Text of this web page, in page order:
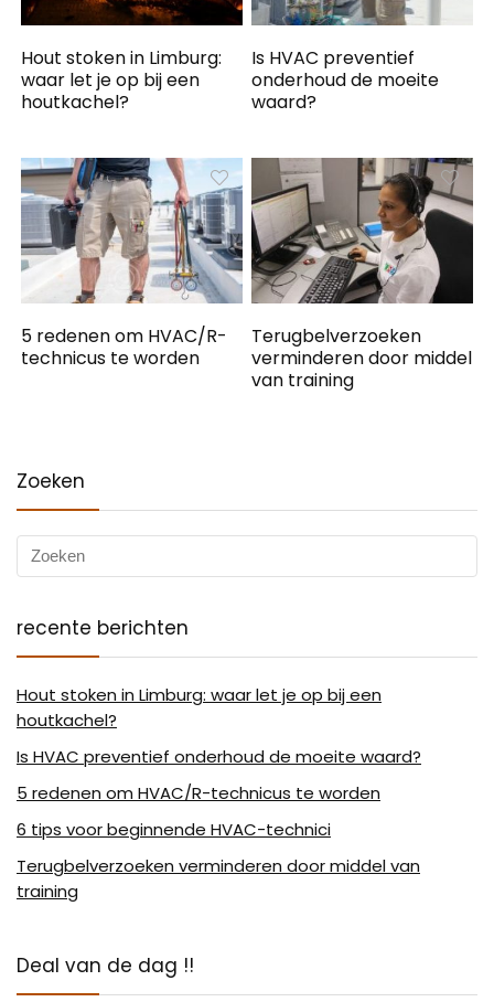
Hout stoken in Limburg:
waar let je op bij een
houtkachel?
Is HVAC preventief
onderhoud de moeite
waard?
5 redenen om HVAC/R-
technicus te worden
Terugbelverzoeken
verminderen door middel
van training
Zoeken
recente berichten
Hout stoken in Limburg: waar let je op bij een
houtkachel?
Is HVAC preventief onderhoud de moeite waard?
5 redenen om HVAC/R-technicus te worden
6 tips voor beginnende HVAC-technici
Terugbelverzoeken verminderen door middel van
training
Deal van de dag !!